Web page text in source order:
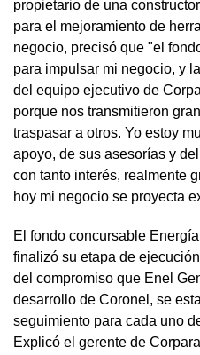
propietario de una
para el mejoramiento de
negocio, precisó que "el
para impulsar mi negocio, y
del equipo ejecutivo de
porque nos transmitieron
traspasar a otros. Yo estoy
apoyo, de sus asesorías y
con tanto interés, realmente
hoy mi negocio se proyecta
El fondo concursable
finalizó su etapa de
del compromiso que Enel
desarrollo de Coronel, se
seguimiento para cada uno
Explicó el gerente de